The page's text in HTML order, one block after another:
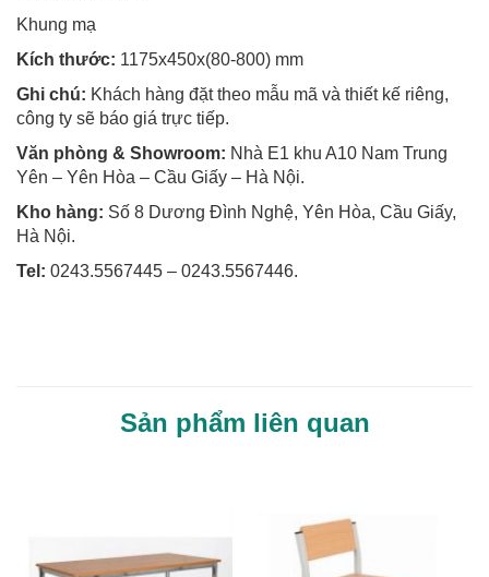
Khung mạ
Kích thước: 1175x450x(80-800) mm
Ghi chú: Khách hàng đặt theo mẫu mã và thiết kế riêng,
công ty sẽ báo giá trực tiếp.
Văn phòng & Showroom: Nhà E1 khu A10 Nam Trung
Yên – Yên Hòa – Cầu Giấy – Hà Nội.
Kho hàng: Số 8 Dương Đình Nghệ, Yên Hòa, Cầu Giấy,
Hà Nội.
Tel: 0243.5567445 – 0243.5567446.
Sản phẩm liên quan